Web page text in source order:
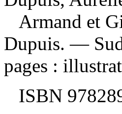
Armand et
Dupuis. —
pages :
ISBN